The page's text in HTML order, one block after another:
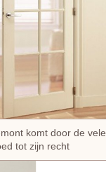
komt door de vele
tot zijn recht